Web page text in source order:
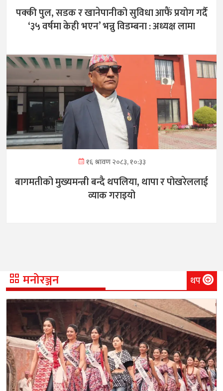
पक्की पुल, सडक र खानेपानीको सुविधा आफैं प्रयोग गर्दै
‘३५ वर्षमा केही भएन’ भन्नु विडम्बना : अध्यक्ष लामा
१६ श्रावण २०८३, १०:३३
बागमतीको मुख्यमन्त्री बन्दै थपलिया, थापा र पोखरेललाई
व्याक गराइयो
मनोरञ्जन थप